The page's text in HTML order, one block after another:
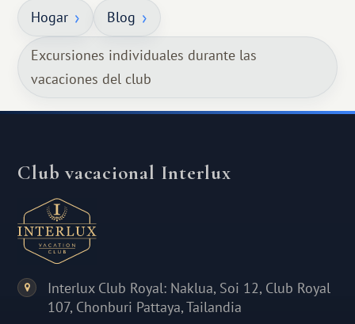
Hogar Blog
Excursiones individuales durante las
vacaciones del club
Club vacacional Interlux
Interlux Club Royal: Naklua, Soi 12, Club Royal
107, Chonburi Pattaya, Tailandia